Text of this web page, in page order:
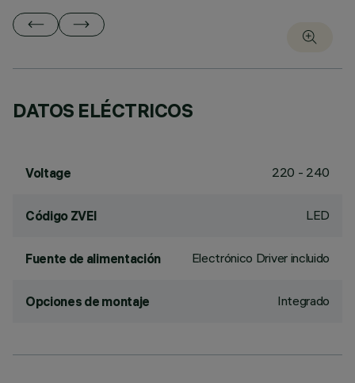
DATOS ELÉCTRICOS
Voltage 220 - 240
Código ZVEI LED
Fuente de alimentación Electrónico Driver incluido
Opciones de montaje Integrado